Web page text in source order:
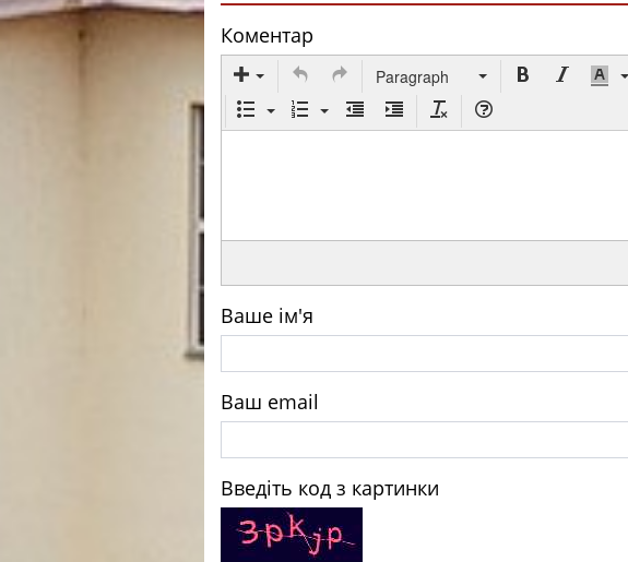
Коментар
Paragraph
Ваше ім'я
Ваш email
Введіть код з картинки